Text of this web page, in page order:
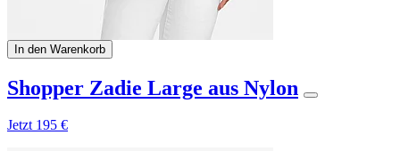
In den Warenkorb
Shopper Zadie Large aus Nylon
Jetzt 195 €